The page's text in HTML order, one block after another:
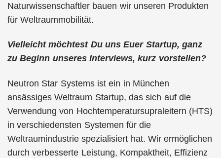
Naturwissenschaftler bauen wir unseren Produkten
für Weltraummobilität.
Vielleicht möchtest Du uns Euer Startup, ganz
zu Beginn unseres Interviews, kurz vorstellen?
Neutron Star Systems ist ein in München
ansässiges Weltraum Startup, das sich auf die
Verwendung von Hochtemperatursupraleitern (HTS)
in verschiedensten Systemen für die
Weltraumindustrie spezialisiert hat. Wir ermöglichen
durch verbesserte Leistung, Kompaktheit, Effizienz